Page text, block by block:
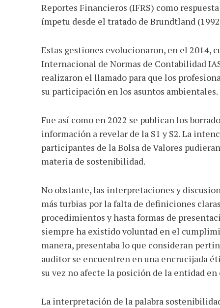
Reportes Financieros (IFRS) como
ímpetu desde el tratado de Brundtland
Estas gestiones evolucionaron, en el 2014,
Internacional de Normas de Contabilidad
realizaron el llamado para que los
su participación en los asuntos ambientales.
Fue así como en 2022 se publican los
información a revelar de la S1 y S2. La
participantes de la Bolsa de Valores
materia de sostenibilidad.
No obstante, las interpretaciones y
más turbias por la falta de definiciones
procedimientos y hasta formas de
siempre ha existido voluntad en el
manera, presentaba lo que consideran
auditor se encuentren en una encrucijada
su vez no afecte la posición de la entidad en
La interpretación de la palabra